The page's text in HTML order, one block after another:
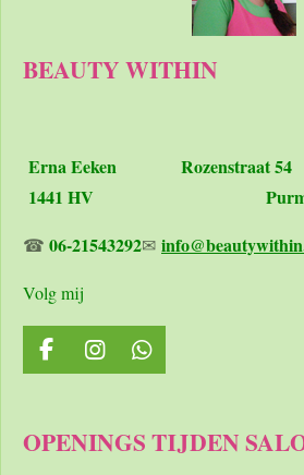
BEAUTY WITHIN
Erna Eeken Rozenstraat 54
1441 HV
☎ 06-21543292✉
Volg mij
F
a
b
I
n
a
W
h
s
OPENINGS TIJDEN